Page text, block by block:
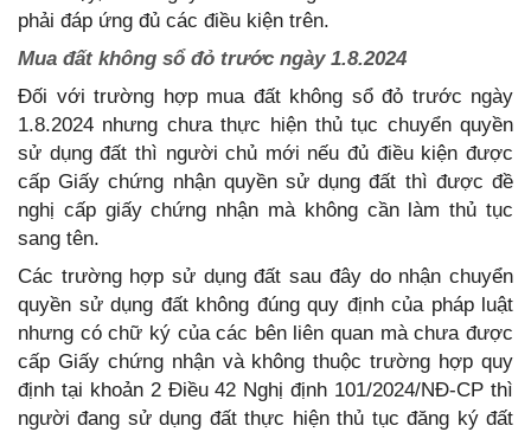
phải đáp ứng đủ các điều kiện trên.
Mua đất không sổ đỏ trước ngày 1.8.2024
Đối với trường hợp mua đất không sổ đỏ trước ngày
1.8.2024 nhưng chưa thực hiện thủ tục chuyển quyền
sử dụng đất thì người chủ mới nếu đủ điều kiện được
cấp Giấy chứng nhận quyền sử dụng đất thì được đề
nghị cấp giấy chứng nhận mà không cần làm thủ tục
sang tên.
Các trường hợp sử dụng đất sau đây do nhận chuyển
quyền sử dụng đất không đúng quy định của pháp luật
nhưng có chữ ký của các bên liên quan mà chưa được
cấp Giấy chứng nhận và không thuộc trường hợp quy
định tại khoản 2 Điều 42 Nghị định 101/2024/NĐ-CP thì
người đang sử dụng đất thực hiện thủ tục đăng ký đất